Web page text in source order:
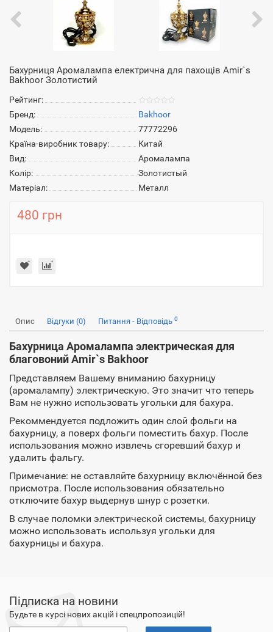
Бахурниця Аромалампа електрична для пахощів Amir`s
Bakhoor Золотистий
Рейтинг:
Бренд:
Bakhoor
Модель:
77772296
Країна-виробник товару:
Китай
Вид:
Аромалампа
Колір:
Золотистый
Матеріал:
Металл
480 грн
Опис Відгуки (0) Питання - Відповідь 0
Бахурница Аромалампа электрическая для
благовоний Amir`s Bakhoor
Представляем Вашему вниманию бахурницу
(аромалампу) электрическую. Это значит что теперь
Вам не нужно использовать угольки для бахура.
Рекоммендуется подложить один слой фольги на
бахурницу, а поверх фольги поместить бахур. После
использования можно извлечь сгоревший бахур и
удалить фальгу.
Примечание: не оставляйте бахурницу включённой без
присмотра. После использования обязательно
отключите бахур выдернув шнур с розетки.
В случае поломки электрической системы, бахурницу
можно использовать используя угольки для
бахурницы и бахура.
Підписка на новини
Будьте в курсі нових акцій і спецпропозицій!